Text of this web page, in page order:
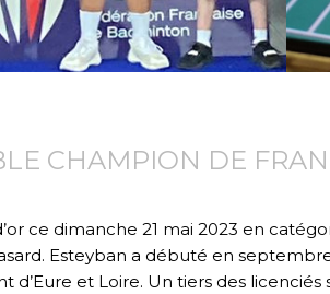
CHAMPION DE
ce dimanche 21 mai 2023 en
Esteyban a débuté en
d’Eure et Loire. Un tiers des